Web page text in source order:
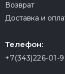
Возврат
Доставка и
Телефон:
+7(343)226-01-